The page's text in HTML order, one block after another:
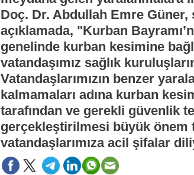
Doç. Dr. Abdullah Emre Güner,
açıklamada, "Kurban
genelinde kurban kesimine
vatandaşımız sağlık
Vatandaşlarımızın benzer
kalmamaları adına kurban
tarafından ve gerekli güvenlik
gerçekleştirilmesi büyük önem
vatandaşlarımıza acil şifalar